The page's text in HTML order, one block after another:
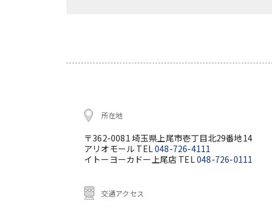
所在地
〒362-0081 埼玉県上尾市壱丁目北29番地14
アリオモール TEL048-726-4111
イトーヨーカドー上尾店 TEL048-726-0111
交通アクセス